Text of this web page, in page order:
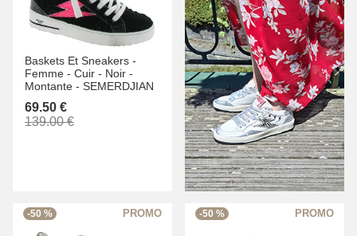
Baskets Et Sneakers -
Femme - Cuir - Noir -
Montante - SEMERDJIAN
69.50 €
139.00 €
-50 % -50 %